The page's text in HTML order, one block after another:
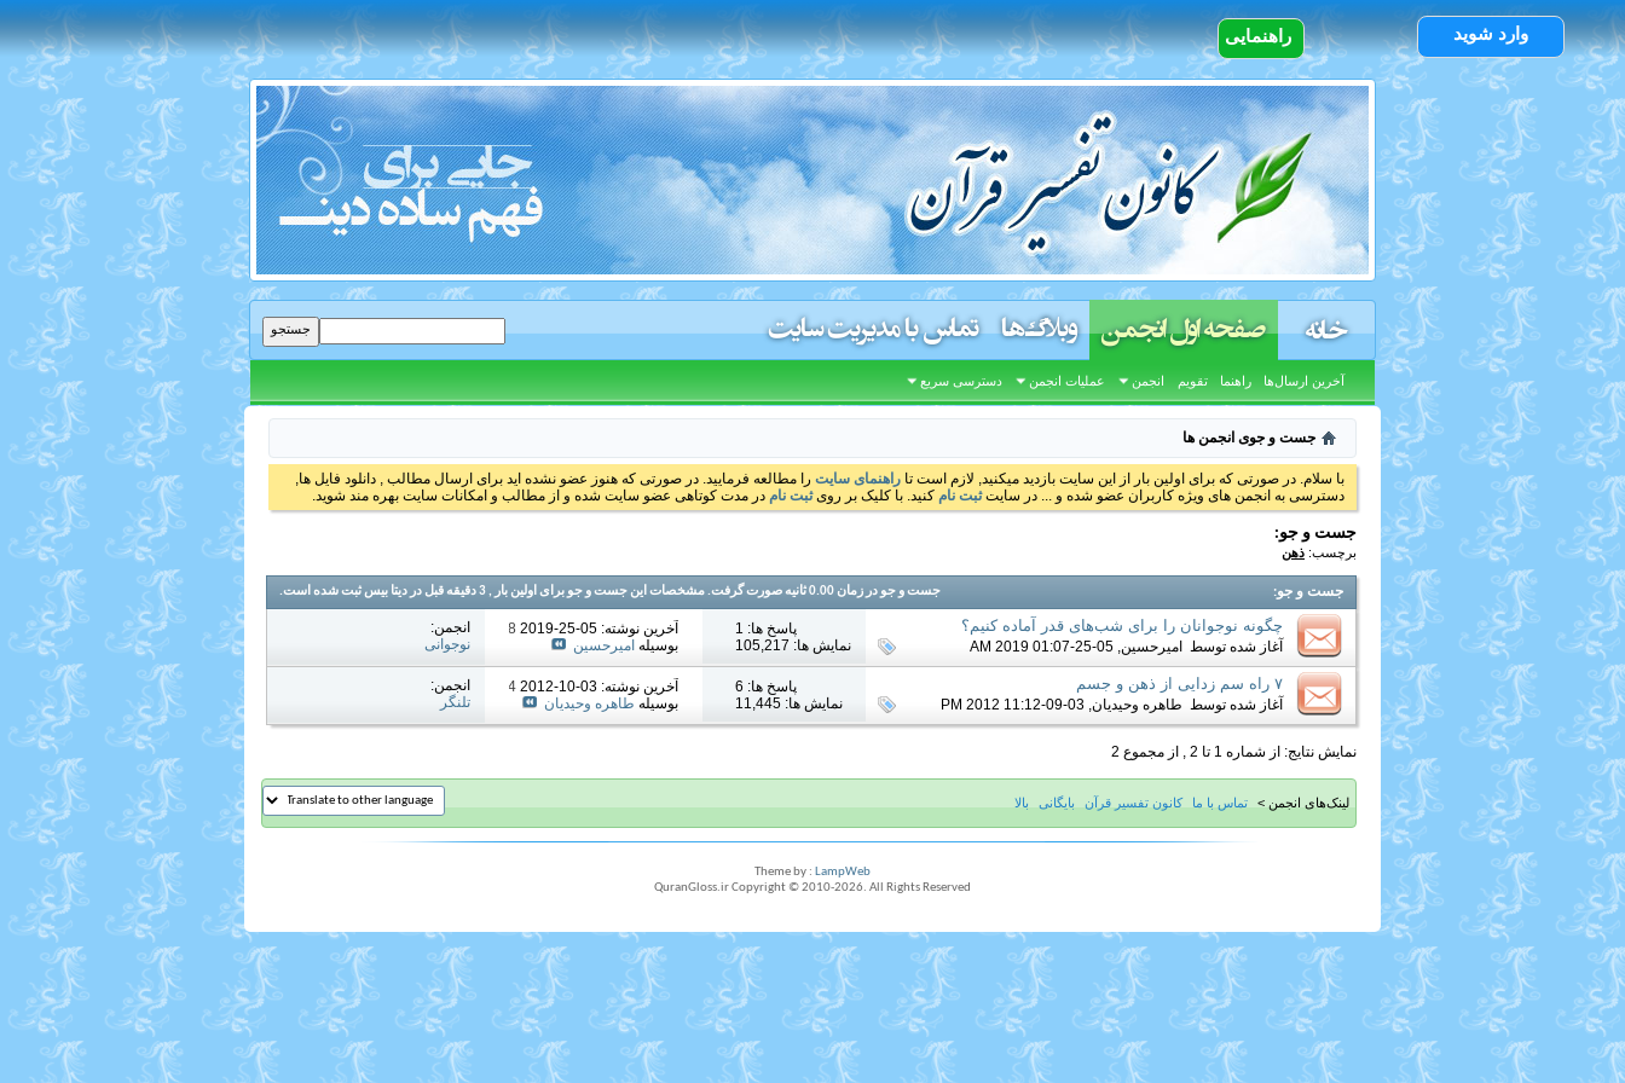
راهنمایی وارد شوید
خانه صفحه اول انجمن
آخرین ارسال‌ها راهنما تقویم انجمن عملیات انجمن دسترسی سریع
وبلاگ‌ها تماس با مدیریت سایت
جست و جوی انجمن ها
با سلام. در صورتی که برای اولین بار از این سایت بازدید میکنید, لازم است تا راهنمای سایت را مطالعه فرمایید. در صورتی که هنوز عضو نشده اید برای ارسال مطالب , دانلود فایل ها,
دسترسی به انجمن های ویژه کاربران عضو شده و ... در سایتثبت نام کنید. با کلیک بر رویثبت نام در مدت کوتاهی عضو سایت شده و از مطالب و امکانات سایت بهره مند شوید.
جست و جو:
برچسب: ذهن
جست و جو: جست و جو در زمان 0.00ثانیه صورت گرفت. مشخصات این جست و جو برای اولین بار , 3 دقیقه قبل در دیتا بیس ثبت شده است.
چگونه نوجوانان را برای شب‌های قدر آماده کنیم؟
آغاز شده توسط امیرحسین, 05-25-2019 01:07 AM
پاسخ ها: 1
نمایش ها: 105,217
آخرين نوشته: 05-25-2019
01:08 AM
بوسیله امیرحسین
انجمن:
نوجوانی
۷ راه سم زدایی از ذهن و جسم
آغاز شده توسط طاهره وحیدیان, 03-09-2012 11:12 PM
پاسخ ها: 6
نمایش ها: 11,445
آخرين نوشته: 03-10-2012
12:14 AM
بوسیله طاهره وحیدیان
انجمن:
تلنگر
نمایش نتایج: از شماره 1 تا 2 , از مجموع 2
لینک‌های انجمن > تماس با ما کانون تفسیر قرآن بایگانی بالا
Theme by : LampWeb
QuranGloss.ir Copyright © 2010-2026. All Rights Reserved